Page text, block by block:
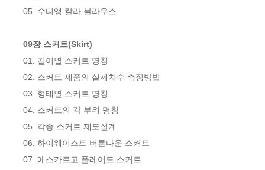
05. 수티앵 칼라 블라우스
09장 스커트(Skirt)
01. 길이별 스커트 명칭
02. 스커트 제품의 실제치수 측정방법
03. 형태별 스커트 명칭
04. 스커트의 각 부위 명칭
05. 각종 스커트 제도설계
06. 하이웨이스트 버튼다운 스커트
07. 에스카르고 플레어드 스커트